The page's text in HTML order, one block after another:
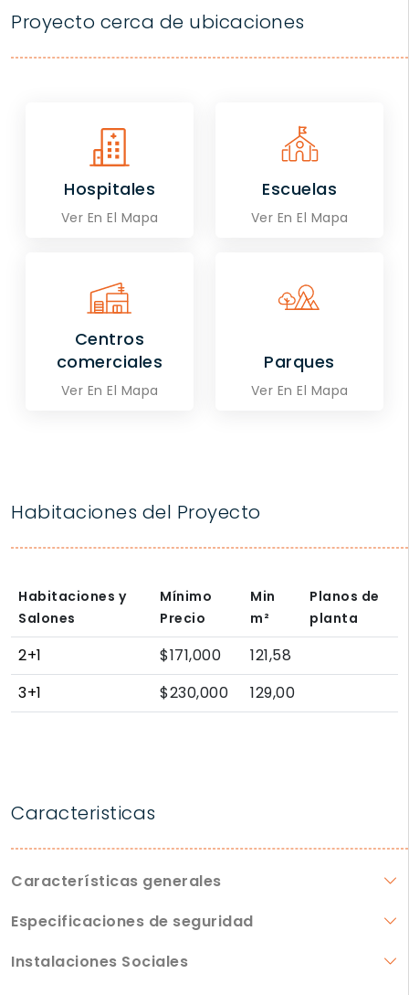
Proyecto cerca de ubicaciones
Hospitales
Ver En El Mapa
Escuelas
Ver En El Mapa
Centros
comerciales
Ver En El Mapa
Parques
Ver En El Mapa
Habitaciones del Proyecto
Habitaciones y
Salones
Mínimo
Precio
Min
m²
Planos de
planta
2+1 $171,000
121,58
3+1
$230,000 129,00
Caracteristicas
Características generales
Especificaciones de seguridad
Instalaciones Sociales